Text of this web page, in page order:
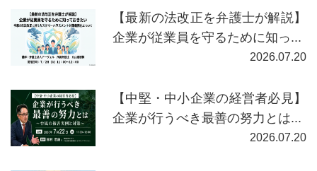
【最新の法改正を弁護士が解説】
企業が従業員を守るために知っ...
2026.07.20
【中堅・中小企業の経営者必見】
企業が行うべき最善の努力とは...
2026.07.20